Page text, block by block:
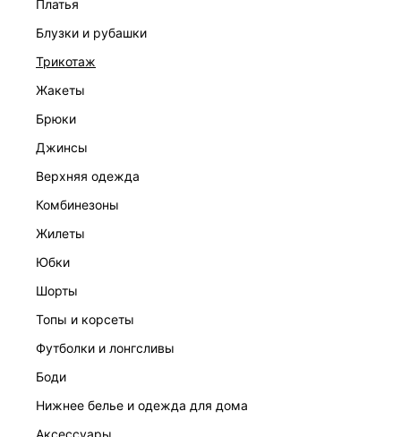
платья
блузки и рубашки
трикотаж
жакеты
брюки
джинсы
верхняя одежда
комбинезоны
жилеты
юбки
шорты
топы и корсеты
футболки и лонгсливы
боди
нижнее белье и одежда для дома
аксессуары